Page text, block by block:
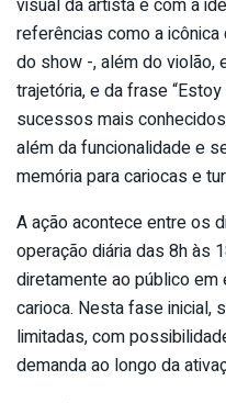
visual da artista e com a
referências como a
do show -, além do violão,
trajetória, e da frase
sucessos mais
além da funcionalidade e
memória para cariocas e
A ação acontece entre os
operação diária das 8h às
diretamente ao público
carioca. Nesta fase inicial,
limitadas, com
demanda ao longo da